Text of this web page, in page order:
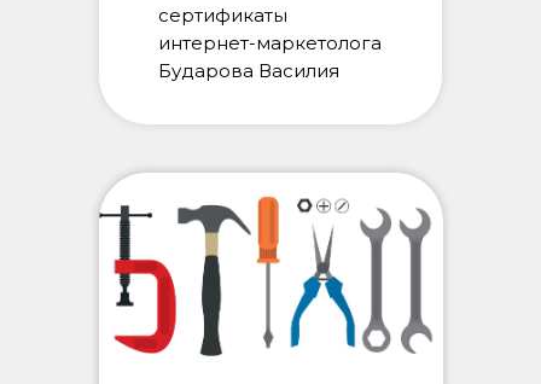
сертификаты
интернет-маркетолога
Бударова Василия